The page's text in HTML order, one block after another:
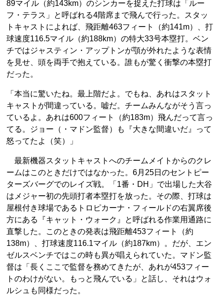
89マイル（約143km）のシンカーを捉えた打球は「ルー
フ・テラス」と呼ばれる4階席まで飛んで行った。スタッ
トキャストによれば、飛距離463フィート（約141m）、打
球速度116.5マイル（約188km）の特大33号本塁打。ベン
チではジャスティン・アップトンが顎が外れたような表情
を見せ、頭を両手で抱えている。誰もが驚く衝撃の本塁打
だった。
「本当に驚いたね。最上階だよ。でもね、あれはスタット
キャストが間違っている。嘘だ。チームみんながそう言っ
ているよ。あれは600フィート（約183m）飛んだって言っ
てる。ジョー（・マドン監督）も『大きな間違いだ』って
怒ってたよ（笑）」
最新機器スタットキャストへのチームメイトからのクレ
ームはこのときだけではなかった。6月25日のセントピー
ターズバーグでのレイズ戦。「1番・DH」で出場した大谷
はメジャー初の先頭打者本塁打を放った。その際、打球は
屋根付き球場であるトロピカーナ・フィールドの右翼席後
方にある『キャット・ウォーク』と呼ばれる作業用通路に
直撃した。このときの発表は飛距離453フィート（約
138m）、打球速度116.1マイル（約187km）。だが、エン
ゼルスベンチではこの時も異が唱えられていた。マドン監
督は「長くここで監督を務めてきたが、あれが453フィー
トのわけがない。もっと飛んでいる」と話し、それはウォ
ルシュも同様だった。